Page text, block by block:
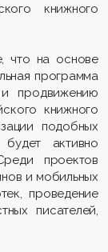
книжного
что на основе
программа
продвижению
книжного
подобных
активно
проектов
и мобильных
проведение
писателей,